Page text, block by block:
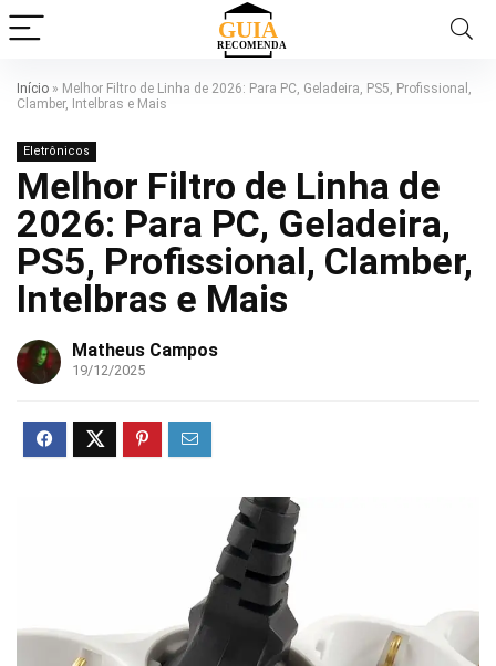
Início » Melhor Filtro de Linha de 2026: Para PC, Geladeira, PS5, Profissional,
Clamber, Intelbras e Mais
Eletrônicos
Melhor Filtro de Linha de
2026: Para PC, Geladeira,
PS5, Profissional, Clamber,
Intelbras e Mais
Matheus Campos
19/12/2025